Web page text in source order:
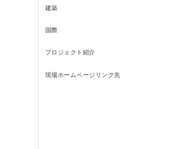
SUPPORT
建築
国際
プロジェクト紹介
現場ホームページリンク先